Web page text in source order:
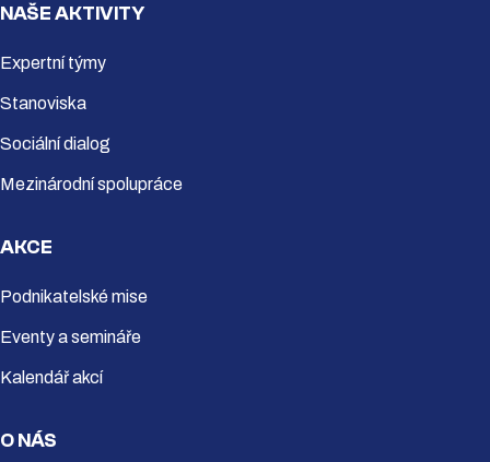
NAŠE AKTIVITY
Expertní týmy
Stanoviska
Sociální dialog
Mezinárodní spolupráce
AKCE
Podnikatelské mise
Eventy a semináře
Kalendář akcí
O NÁS